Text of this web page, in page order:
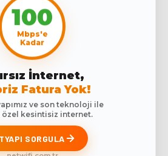
100
Mbps'e
Kadar
İnternet,
Fatura Yok!
ve son teknoloji ile
özel kesintisiz internet.
SORGULA